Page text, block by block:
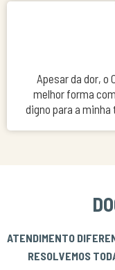
Apesar da dor, o
melhor forma
digno para a
ATENDIMENTO
RESOLVEMOS